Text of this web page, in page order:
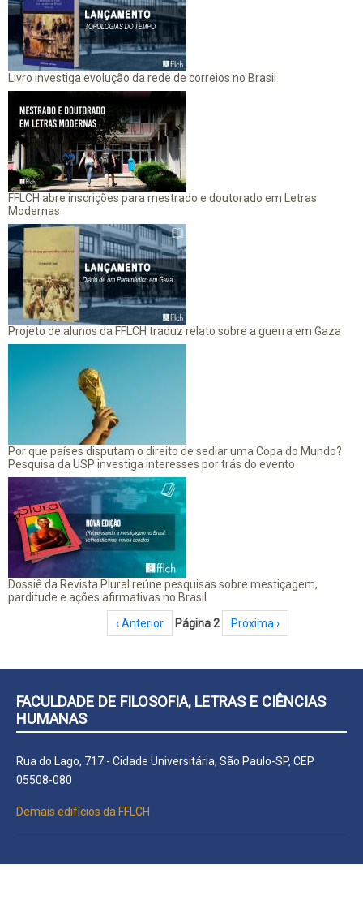
Livro investiga evolução da rede de correios no Brasil
FFLCH abre inscrições para mestrado e doutorado em Letras
Modernas
Projeto de alunos da FFLCH traduz relato sobre a guerra em Gaza
Por que países disputam o direito de sediar uma Copa do Mundo?
Pesquisa da USP investiga interesses por trás do evento
Dossiê da Revista Plural reúne pesquisas sobre mestiçagem,
parditude e ações afirmativas no Brasil
Página anterior
‹ Anterior Página 2 Próxima página
Próxima ›
FACULDADE DE FILOSOFIA, LETRAS E CIÊNCIAS
HUMANAS
Rua do Lago, 717 - Cidade Universitária, São Paulo-SP, CEP
05508-080
Demais edifícios da FFLCH